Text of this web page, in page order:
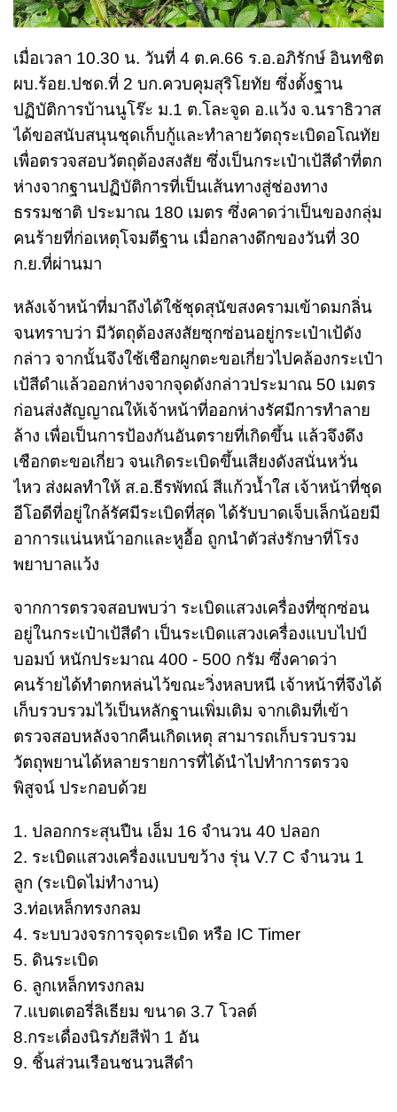
เมื่อเวลา 10.30 น. วันที่ 4 ต.ค.66 ร.อ.อภิรักษ์ อินทชิต
ผบ.ร้อย.ปชด.ที่ 2 บก.ควบคุมสุริโยทัย ซึ่งตั้งฐาน
ปฏิบัติการบ้านนูโร๊ะ ม.1 ต.โละจูด อ.แว้ง จ.นราธิวาส
ได้ขอสนับสนุนชุดเก็บกู้และทำลายวัตถุระเบิดอโณทัย
เพื่อตรวจสอบวัตถุต้องสงสัย ซึ่งเป็นกระเป๋าเป้สีดำที่ตก
ห่างจากฐานปฏิบัติการที่เป็นเส้นทางสู่ช่องทาง
ธรรมชาติ ประมาณ 180 เมตร ซึ่งคาดว่าเป็นของกลุ่ม
คนร้ายที่ก่อเหตุโจมตีฐาน เมื่อกลางดึกของวันที่ 30
ก.ย.ที่ผ่านมา
หลังเจ้าหน้าที่มาถึงได้ใช้ชุดสุนัขสงครามเข้าดมกลิ่น
จนทราบว่า มีวัตถุต้องสงสัยซุกซ่อนอยู่กระเป๋าเป้ดัง
กล่าว จากนั้นจึงใช้เชือกผูกตะขอเกี่ยวไปคล้องกระเป๋า
เป้สีดำแล้วออกห่างจากจุดดังกล่าวประมาณ 50 เมตร
ก่อนส่งสัญญาณให้เจ้าหน้าที่ออกห่างรัศมีการทำลาย
ล้าง เพื่อเป็นการป้องกันอันตรายที่เกิดขึ้น แล้วจึงดึง
เชือกตะขอเกี่ยว จนเกิดระเบิดขึ้นเสียงดังสนั่นหวั่น
ไหว ส่งผลทำให้ ส.อ.ธีรพัทณ์ สีแก้วน้ำใส เจ้าหน้าที่ชุด
อีโอดีที่อยู่ใกล้รัศมีระเบิดที่สุด ได้รับบาดเจ็บเล็กน้อยมี
อาการแน่นหน้าอกและหูอื้อ ถูกนำตัวส่งรักษาที่โรง
พยาบาลแว้ง
จากการตรวจสอบพบว่า ระเบิดแสวงเครื่องที่ซุกซ่อน
อยู่ในกระเป๋าเป้สีดำ เป็นระเบิดแสวงเครื่องแบบไปป์
บอมบ์ หนักประมาณ 400 - 500 กรัม ซึ่งคาดว่า
คนร้ายได้ทำตกหล่นไว้ขณะวิ่งหลบหนี เจ้าหน้าที่จึงได้
เก็บรวบรวมไว้เป็นหลักฐานเพิ่มเติม จากเดิมที่เข้า
ตรวจสอบหลังจากคืนเกิดเหตุ สามารถเก็บรวบรวม
วัตถุพยานได้หลายรายการที่ได้นำไปทำการตรวจ
พิสูจน์ ประกอบด้วย
1. ปลอกกระสุนปืน เอ็ม 16 จำนวน 40 ปลอก
2. ระเบิดแสวงเครื่องแบบขว้าง รุ่น V.7 C จำนวน 1
ลูก (ระเบิดไม่ทำงาน)
3.ท่อเหล็กทรงกลม
4. ระบบวงจรการจุดระเบิด หรือ IC Timer
5. ดินระเบิด
6. ลูกเหล็กทรงกลม
7.แบตเตอรี่ลิเธียม ขนาด 3.7 โวลต์
8.กระเดื่องนิรภัยสีฟ้า 1 อัน
9. ชิ้นส่วนเรือนชนวนสีดำ